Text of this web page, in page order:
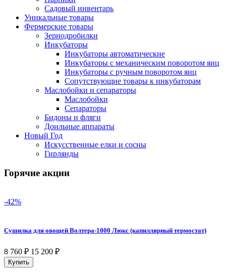
Садовый инвентарь
Уникальные товары
Фермерские товары
Зернодробилки
Инкубаторы
Инкубаторы автоматические
Инкубаторы с механическим поворотом яиц
Инкубаторы с ручным поворотом яиц
Сопутствующие товары к инкубаторам
Маслобойки и сепараторы
Маслобойки
Сепараторы
Бидоны и фляги
Доильные аппараты
Новый Год
Искусственные елки и сосны
Гирлянды
Горячие акции
-42%
Сушилка для овощей Волтера-1000 Люкс (капиллярный термостат)
8 760 ₽ 15 200 ₽
Купить